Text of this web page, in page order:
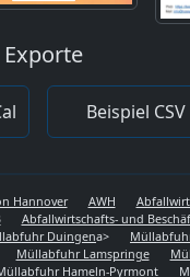
Exporte
Beispiel CSV
Hannover AWH
Abfallwirtschafts- und
Duingena>
Müllabfuhr Lamspringe
Hameln-Pyrmont